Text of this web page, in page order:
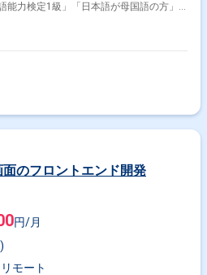
力検定1級」「日本語が母国語の方」
【プロダクト概要】
ージスピードの改善のためにフロントエ
、リリース作業 機能開発全般 参画後2ヶ
に携わっていただく想定です。(実装2名
router),nuxt.js → Next.js(App
おり、プランニング・朝会・リファイ
面のフロントエンド開発
円/月
リモート